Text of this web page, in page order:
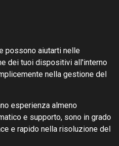
possono aiutarti nelle
dei tuoi dispositivi all'interno
nella gestione del
esperienza almeno
e supporto, sono in grado
e rapido nella risoluzione del